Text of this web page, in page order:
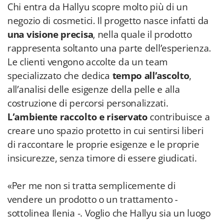
Chi entra da Hallyu scopre molto più di un
negozio di cosmetici. Il progetto nasce infatti da
una visione precisa, nella quale il prodotto
rappresenta soltanto una parte dell’esperienza.
Le clienti vengono accolte da un team
specializzato che dedica tempo all’ascolto,
all’analisi delle esigenze della pelle e alla
costruzione di percorsi personalizzati.
L’ambiente raccolto e riservato contribuisce a
creare uno spazio protetto in cui sentirsi liberi
di raccontare le proprie esigenze e le proprie
insicurezze, senza timore di essere giudicati.
«Per me non si tratta semplicemente di
vendere un prodotto o un trattamento -
sottolinea Ilenia -. Voglio che Hallyu sia un luogo